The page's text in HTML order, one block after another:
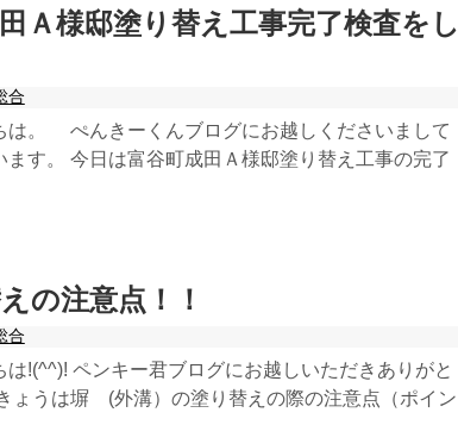
田Ａ様邸塗り替え工事完了検査をし
合
は。 ぺんきーくんブログにお越しくださいまして
ます。 今日は富谷町成田Ａ様邸塗り替え工事の完了
の注意点！！
合
は!(^^)! ペンキー君ブログにお越しいただきありがと
ょうは塀 (外溝）の塗り替えの際の注意点（ポイン